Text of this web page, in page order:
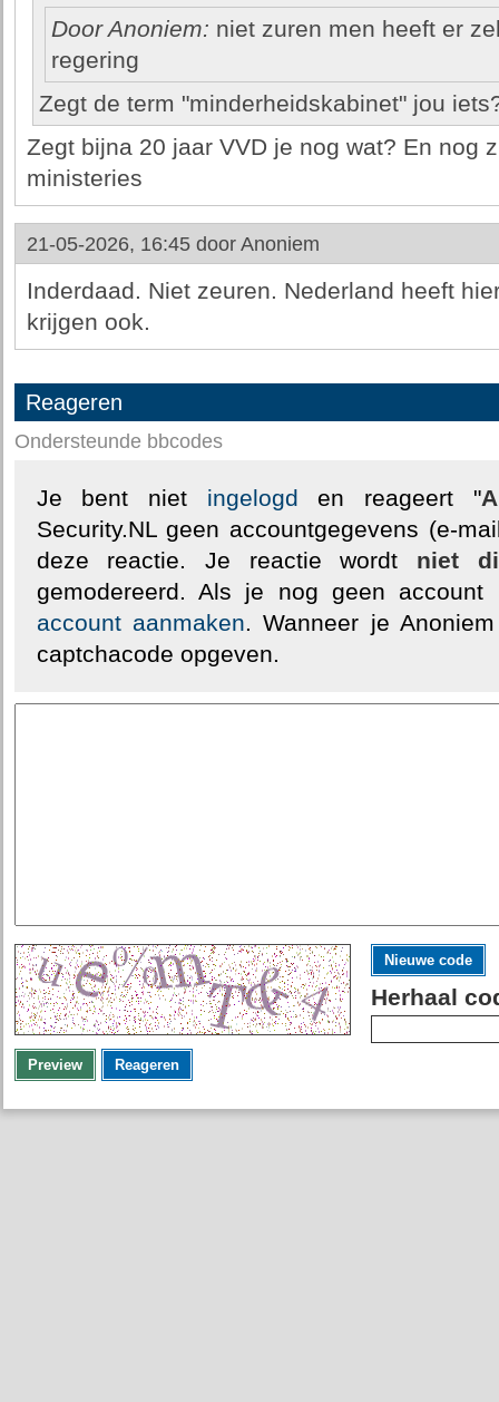
Door Anoniem: niet zuren men heeft er
regering
Zegt de term "minderheidskabinet" jou
Zegt bijna 20 jaar VVD je nog wat? En nog
ministeries
21-05-2026, 16:45 door Anoniem
Inderdaad. Niet zeuren. Nederland heeft
krijgen ook.
Reageren
Ondersteunde bbcodes
Je bent niet ingelogd en reageert "
Security.NL geen accountgegevens (e-
deze reactie. Je reactie wordt niet
gemodereerd. Als je nog geen
account aanmaken. Wanneer je
captchacode opgeven.
Nieuwe code
Herhaal
Preview Reageren